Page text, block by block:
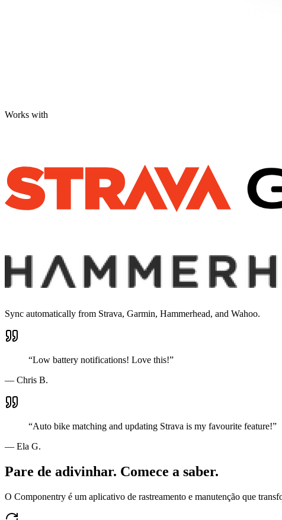
Works with
Sync automatically from Strava, Garmin, Hammerhead, and Wahoo.
“Low battery notifications! Love this!”
— Chris B.
“Auto bike matching and updating Strava is my favourite feature!”
— Ela G.
Pare de adivinhar. Comece a saber.
O Componentry é um aplicativo de rastreamento e manutenção que